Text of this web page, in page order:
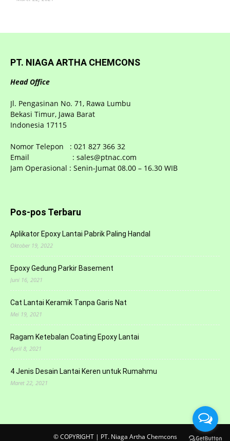
PT. NIAGA ARTHA CHEMCONS
Head Office
Jl. Pengasinan No. 71, Rawa Lumbu
Bekasi Timur, Jawa Barat
Indonesia 17115
Nomor Telepon : 021 827 366 32
Email : sales@ptnac.com
Jam Operasional : Senin-Jumat 08.00 – 16.30 WIB
Pos-pos Terbaru
Aplikator Epoxy Lantai Pabrik Paling Handal
Oktober 19, 2022
Epoxy Gedung Parkir Basement
Juni 16, 2021
Cat Lantai Keramik Tanpa Garis Nat
Mei 19, 2021
Ragam Ketebalan Coating Epoxy Lantai
April 8, 2021
4 Jenis Desain Lantai Keren untuk Rumahmu
Maret 22, 2021
© COPYRIGHT | PT. Niaga Artha Chemcons